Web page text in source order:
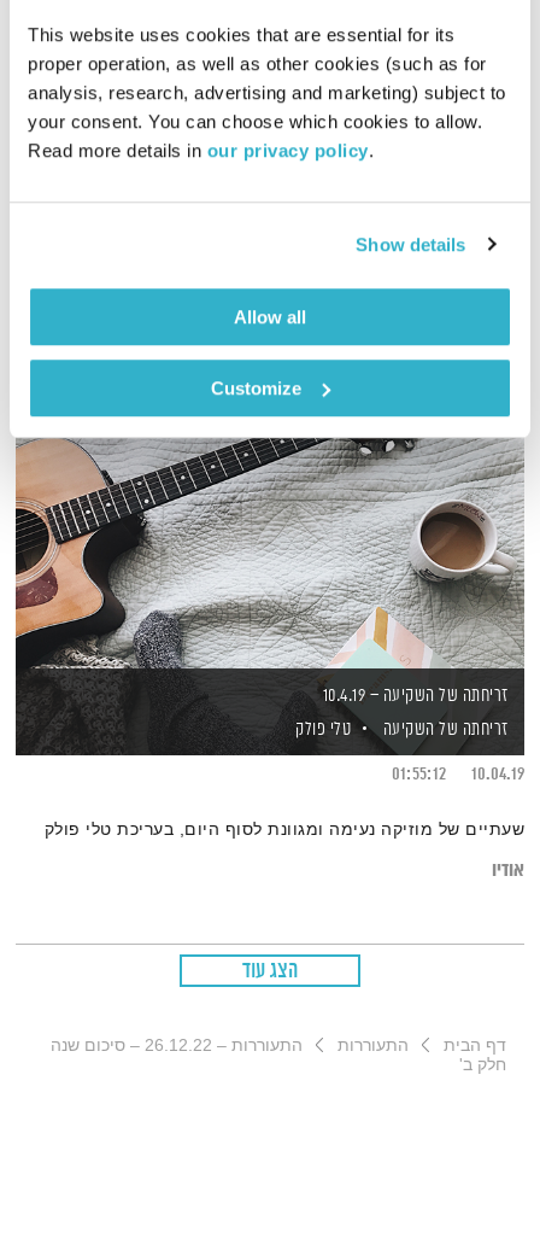
This website uses cookies that are essential for its
proper operation, as well as other cookies (such as for
analysis, research, advertising and marketing) subject to
your consent. You can choose which cookies to allow.
Read more details in our privacy policy.
Show details
Allow all
Customize
פרנס בדרך הביתה – 23.1.22
פרנס בדרך הביתה
שמעון פרנס
שעה אינטימית עם שמעון פרנס – מוזיקה, מונולוגים וסיפורים
זריחתה של השקיעה – 10.4.19
זריחתה של השקיעה
טלי פולק
10.04.19
01:55:12
שעתיים של מוזיקה נעימה ומגוונת לסוף היום, בעריכת טלי פולק
אודיו
הצג עוד
דף הבית התעוררות
התעוררות – 26.12.22 – סיכום שנה
חלק ב'